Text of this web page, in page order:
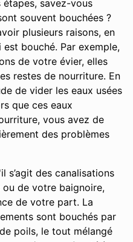
savez-vous
souvent bouchées ?
plusieurs raisons, en
bouché. Par exemple,
de votre évier, elles
restes de nourriture. En
de vider les eaux usées
que ces eaux
vous avez de
des problèmes
s’agit des canalisations
de votre baignoire,
de votre part. La
sont bouchés par
poils, le tout mélangé